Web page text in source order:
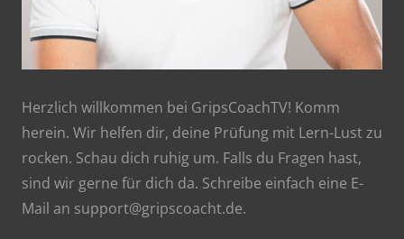
Herzlich willkommen bei GripsCoachTV! Komm
herein. Wir helfen dir, deine Prüfung mit Lern-Lust zu
rocken. Schau dich ruhig um. Falls du Fragen hast,
sind wir gerne für dich da. Schreibe einfach eine E-
Mail an support@gripscoacht.de.